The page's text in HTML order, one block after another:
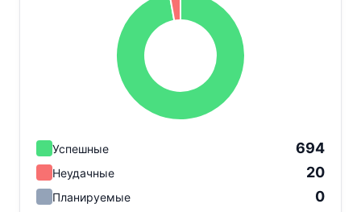
Успешные 694
Неудачные 20
Планируемые 0